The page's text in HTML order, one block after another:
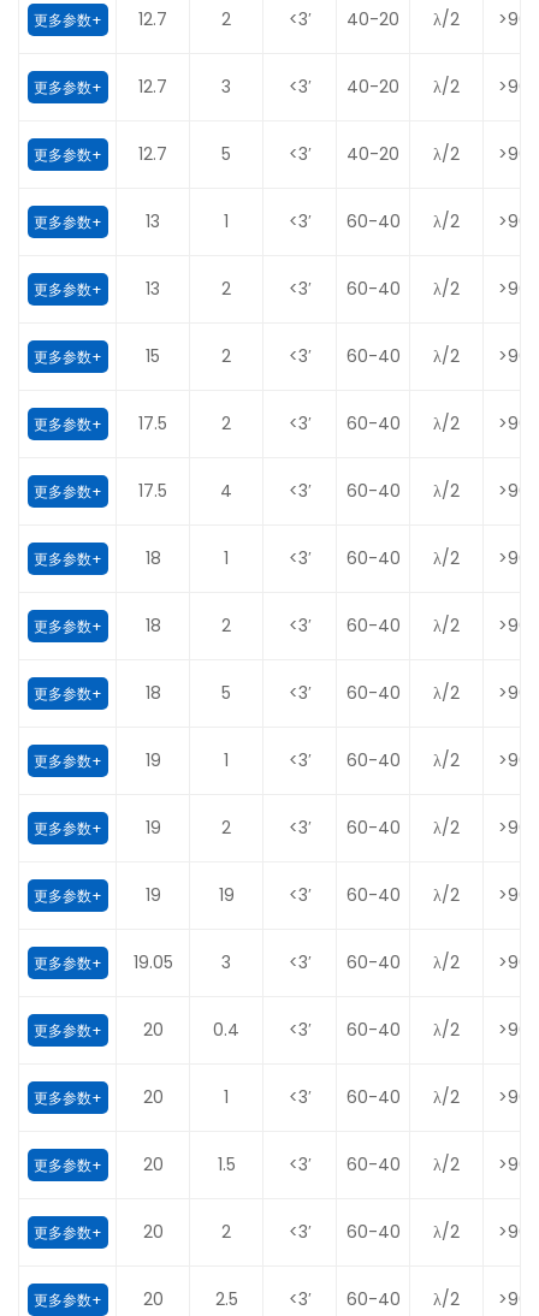
更多参数+ 12.7 2 <3′ 40-20 λ/2
更多参数+ 12.7 3 <3′ 40-20 λ/2
更多参数+ 12.7 5 <3′ 40-20 λ/2
更多参数+ 13 1 <3′ 60-40 λ/2
更多参数+ 13 2 <3′ 60-40 λ/2
更多参数+ 15 2 <3′ 60-40 λ/2
更多参数+ 17.5 2 <3′ 60-40 λ/2
更多参数+ 17.5 4 <3′ 60-40 λ/2
更多参数+ 18 1 <3′ 60-40 λ/2
更多参数+ 18 2 <3′ 60-40 λ/2
更多参数+ 18 5 <3′ 60-40 λ/2
更多参数+ 19 1 <3′ 60-40 λ/2
更多参数+ 19 2 <3′ 60-40 λ/2
更多参数+ 19 19 <3′ 60-40 λ/2
更多参数+ 19.05 3 <3′ 60-40 λ/2
更多参数+ 20 0.4 <3′ 60-40 λ/2
更多参数+ 20 1 <3′ 60-40 λ/2
更多参数+ 20 1.5 <3′ 60-40 λ/2
更多参数+ 20 2 <3′ 60-40 λ/2
更多参数+ 20 2.5 <3′ 60-40 λ/2